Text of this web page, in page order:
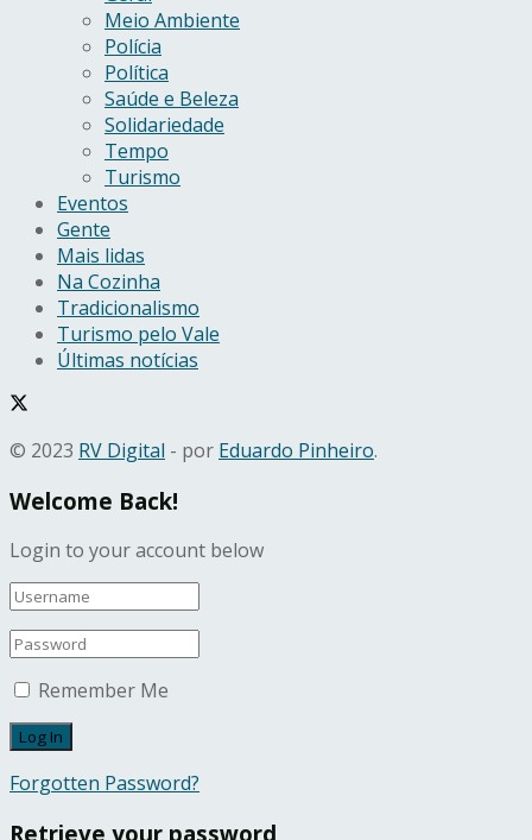
Meio Ambiente
Polícia
Política
Saúde e Beleza
Solidariedade
Tempo
Turismo
Eventos
Gente
Mais lidas
Na Cozinha
Tradicionalismo
Turismo pelo Vale
Últimas notícias
© 2023 RV Digital - por Eduardo Pinheiro.
Welcome Back!
Login to your account below
Remember Me
Forgotten Password?
Retrieve your password